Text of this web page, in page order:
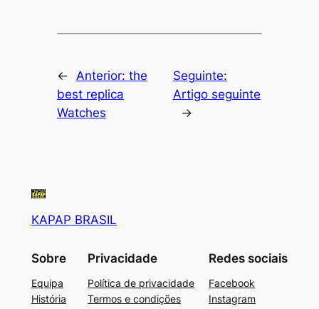
← Anterior: the
best replica
Watches
Seguinte:
Artigo seguinte
→
KAPAP BRASIL
Sobre
Equipa
História
Privacidade
Política de privacidade
Termos e condições
Redes sociais
Facebook
Instagram